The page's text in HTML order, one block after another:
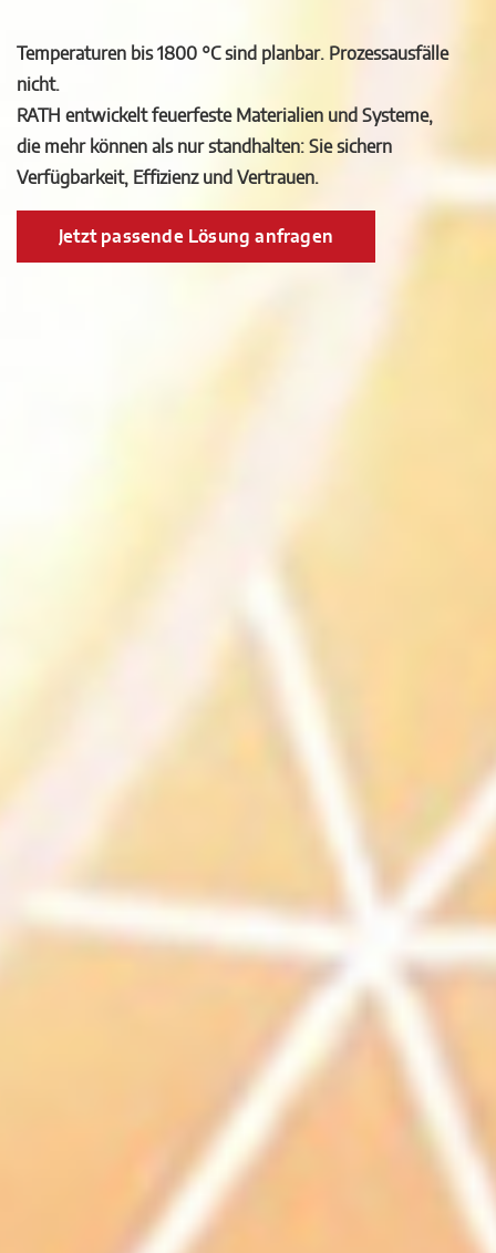
Temperaturen bis 1800 °C sind planbar. Prozessausfälle
nicht.
RATH entwickelt feuerfeste Materialien und Systeme,
die mehr können als nur standhalten: Sie sichern
Verfügbarkeit, Effizienz und Vertrauen.
Jetzt passende Lösung anfragen